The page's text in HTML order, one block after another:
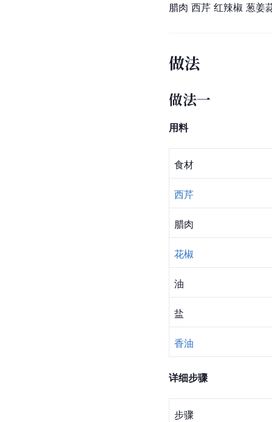
腊肉 西芹 红辣椒 葱姜
做法
做法一
用料
食材
西芹
腊肉
花椒
油
盐
香油
详细步骤
步骤